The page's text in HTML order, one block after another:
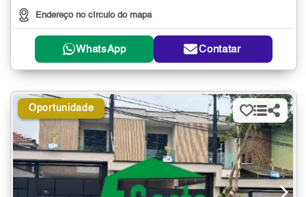
Endereço no círculo do mapa
WhatsApp Contatar
Oportunidade